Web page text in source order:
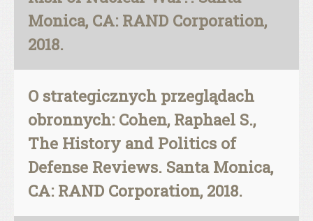
Monica, CA: RAND Corporation,
2018.
O strategicznych przeglądach
obronnych: Cohen, Raphael S.,
The History and Politics of
Defense Reviews. Santa Monica,
CA: RAND Corporation, 2018.